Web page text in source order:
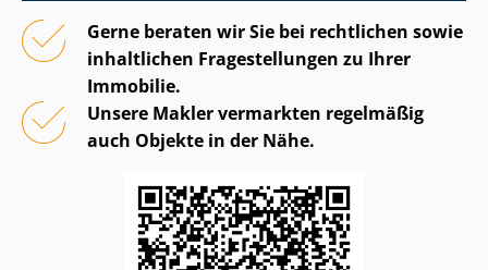
Gerne beraten wir Sie bei rechtlichen sowie
inhaltlichen Fragestellungen zu Ihrer
Immobilie.
Unsere Makler vermarkten regelmäßig
auch Objekte in der Nähe.